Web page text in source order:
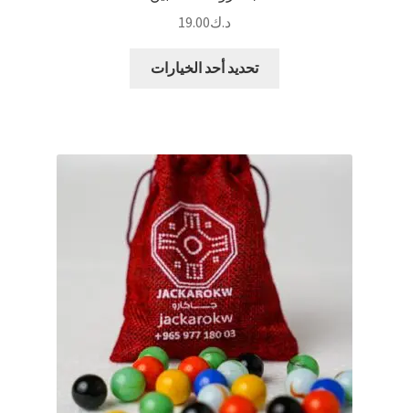
د.ك19.00
تحديد أحد الخيارات
يمكن
اختيار
الخيارات
على
صفحة
المنتج